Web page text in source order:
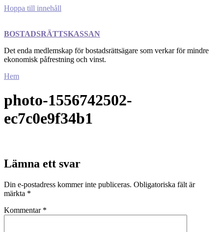
Hoppa till innehåll
BOSTADSRÄTTSKASSAN
Det enda medlemskap för bostadsrättsägare som verkar för mindre
ekonomisk påfrestning och vinst.
Hem
photo-1556742502-
ec7c0e9f34b1
Lämna ett svar
Din e-postadress kommer inte publiceras. Obligatoriska fält är
märkta *
Kommentar *